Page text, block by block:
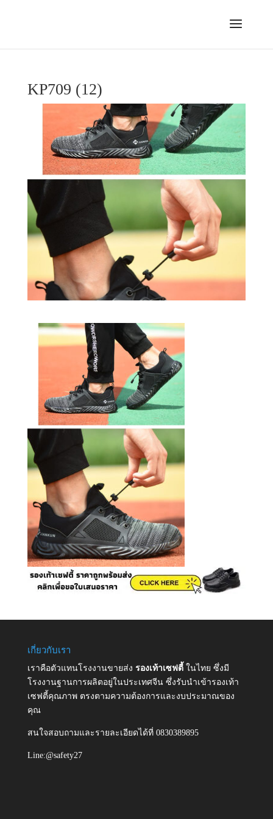
KP709 (12)
เกี่ยวกับเรา
เราคือตัวแทนโรงงานขายส่ง รองเท้าเซฟตี้ ในไทย ซึ่งมี
โรงงานฐานการผลิตอยู่ในประเทศจีน ซึ่งรับนำเข้ารองเท้า
เซฟตี้คุณภาพ ตรงตามความต้องการและงบประมาณของ
คุณ
สนใจสอบถามและรายละเอียดได้ที่ 0830389895
Line:@safety27